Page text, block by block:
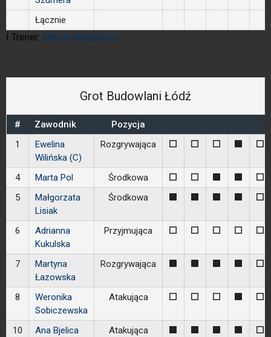
Łącznie
I Trener: Marcin Wojtowicz
Grot Budowlani Łódź
# Zawodnik
Pozycja
1
Ewelina
Wilińska (C)
Rozgrywająca 0 0 0 0
4 Marta Pol Środkowa 0 0 0
5
Małgorzata
Lisiak
Środkowa 0
6
Adrianna
Kukulska
Przyjmująca 0 0 0 0 0
7
Martyna
Łazowska
Rozgrywająca 0
8
Weronika
Sobiczewska
Atakująca 0 0 0 0
10 Ana Bjelica Atakująca 0